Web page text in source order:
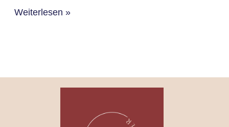
Weiterlesen »